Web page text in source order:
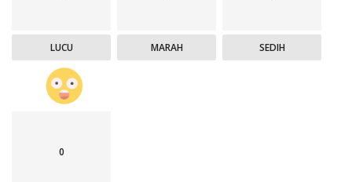
LUCU MARAH SEDIH
0